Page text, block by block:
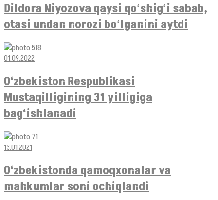
Dildora Niyozova qaysi qoʻshigʻi sabab,
otasi undan norozi boʻlganini aytdi
01.09.2022
O‘zbekiston Respublikasi
Mustaqilligining 31 yilligiga
bag‘ishlanadi
13.01.2021
O‘zbekistonda qamoqxonalar va
mahkumlar soni ochiqlandi